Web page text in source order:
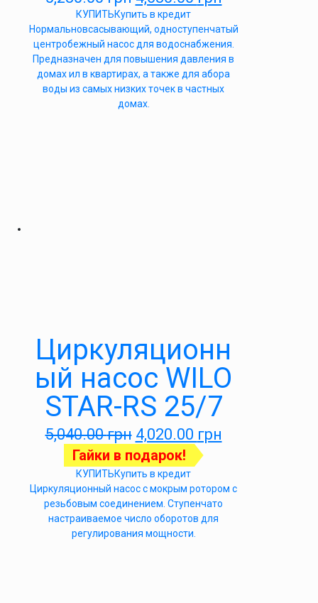
КУПИТЬКупить в кредит
Нормальновсасывающий, одноступенчатый
центробежный насос для водоснабжения.
Предназначен для повышения давления в
домах ил в квартирах, а также для абора
воды из самых низких точек в частных
домах.
Циркуляционн
ый насос WILO
STAR-RS 25/7
5,040.00грн 4,020.00 грн
Гайки в подарок!
КУПИТЬКупить в кредит
Циркуляционный насос с мокрым ротором с
резьбовым соединением. Ступенчато
настраиваемое число оборотов для
регулирования мощности.